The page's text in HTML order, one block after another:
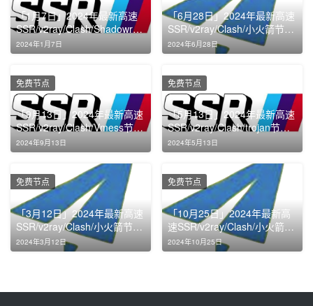
「1月7日」2024年最新高速
SSR/v2ray/Clash/Shadowroc
ket节点免费分享
2024年1月7日
「6月28日」2024年最新高速
SSR/v2ray/Clash/小火箭节点
免费分享
2024年6月28日
「9月13日」2024年最新高速
SSR/v2ray/Clash/Vmess节点
免费分享
2024年9月13日
免费节点
「5月13日」2024年最新高速
SSR/v2ray/Clash/trojan节点
免费分享
2024年5月13日
免费节点
「3月12日」2024年最新高速
SSR/v2ray/Clash/小火箭节点
免费分享
2024年3月12日
免费节点
「10月25日」2024年最新高
速SSR/v2ray/Clash/小火箭节
点免费分享
2024年10月25日
免费节点